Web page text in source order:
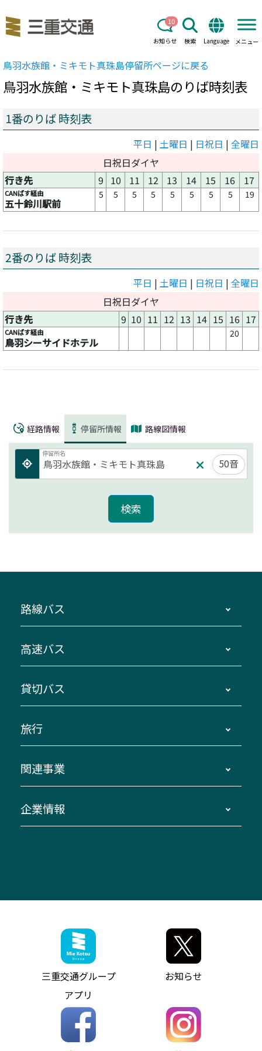
お知らせ
10
検索 Language メニュー
鳥羽水族館・ミキモト真珠島停留所ページに戻る
鳥羽水族館・ミキモト真珠島のりば時刻表
1番のりば 時刻表
平日 | 土曜日 | 日祝日 | 全曜日
日祝日ダイヤ
行き先
9 10 11 12 13 14 15 16 17
CANばす経由
五十鈴川駅前
5 5 5 5 5 5 5 5 19
2番のりば 時刻表
平日 | 土曜日 | 日祝日 | 全曜日
日祝日ダイヤ
行き先
9 10 11 12 13 14 15 16 17
CANばす経由
鳥羽シーサイドホテル
20
経路情報 停留所情報 路線図情報
停留所名
50音
路線バス
主要停留所案内図・時刻表
路線バスのご利用方法
三重交通接近情報バスロケーションシステム
迂回・休止について
臨時バスについて
伊勢二見鳥羽周遊バスCANばす
「みえブルーライン」（三重大学病院直通バ
神都ライナー
ミジュマルのラッピングバス（鈴鹿管内）
参宮バス
神都バス
パールシャトル
バス情報の見える化
コミュニティバス
高速バス
南紀・VISON～横浜・東京・埼玉
伊賀～名古屋
南紀～VISON～名古屋
湯の山温泉～名古屋
桑名・長島温泉・金城ふ頭駅～中部国際空港
（休止中）
お客様駐車場のご案内
アイコンの説明
インターネット予約
よくあるご質問
お問い合わせ
貸切バス
貸切バスのご利用について
お問い合わせ
旅行
貸切バス団体旅行
美し国周遊ばす
関連事業
自家用自動車車両運行管理
ザ・バスコレクション三重交通バスセット
三重交通公式グッズ
企業情報
ファンコーナー
お問い合わせ
お知らせ・最新情報一覧
ニュースリリース
お問い合わせ
個人情報保護方針
ソーシャルメディア運用ポリシー
三重交通グループ
アプリ
お知らせ